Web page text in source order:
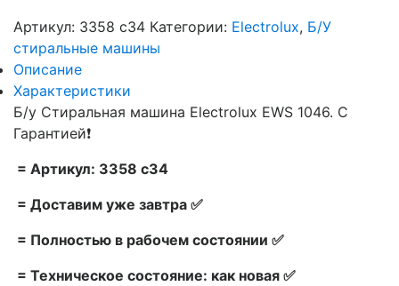
Артикул: 3358 c34 Категории: Electrolux, Б/У
стиральные машины
Описание
Характеристики
Б/у Стиральная машина Electrolux EWS 1046. С
Гарантией❗
= Артикул: 3358 c34
= Доставим уже завтра ✅
= Полностью в рабочем состоянии ✅
= Техническое состояние: как новая ✅